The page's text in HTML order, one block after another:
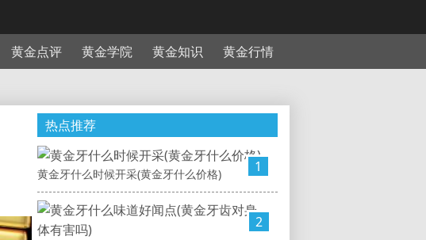
黄金点评 黄金学院 黄金知识 黄金行情
热点推荐
1
黄金牙什么时候开采(黄金牙什么价格)
2